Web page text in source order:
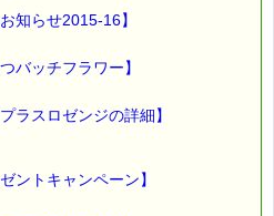
らわす言葉
知らせ2015-16】
バッチフラワー】
ラスロゼンジの詳細】
ントキャンペーン】